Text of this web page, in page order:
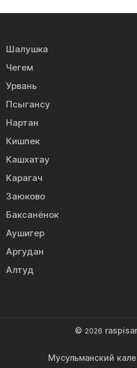
Шалушка
Чегем
Урвань
Псыгансу
Нартан
Кишпек
Кашхатау
Карагач
Заюково
Баксанёнок
Аушигер
Аргудан
Алтуд
© 2026
Мусульманский